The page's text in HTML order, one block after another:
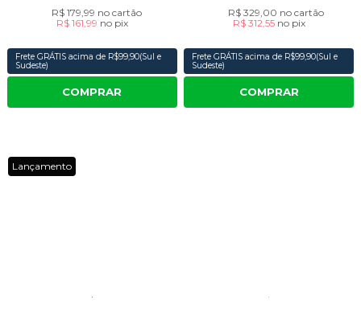
R$ 179,99 no cartão
R$ 161,99 no pix
Frete GRÁTIS acima de R$99,90(Sul e
Sudeste)
COMPRAR
R$ 329,00 no cartão
R$ 312,55 no pix
Frete GRÁTIS acima de R$99,90(Sul e
Sudeste)
COMPRAR
Lançamento